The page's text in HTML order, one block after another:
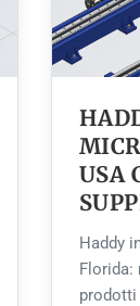
USA
Haddy
Florida:
prodotti